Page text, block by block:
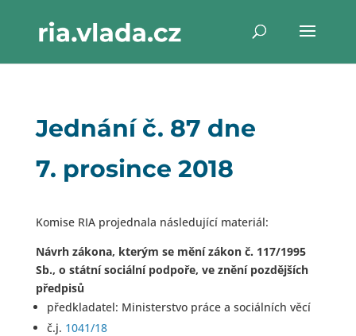
Jednání č. 87 dne
7. prosince 2018
Komise RIA projednala následující materiál:
Návrh zákona, kterým se mění zákon č. 117/1995
Sb., o státní sociální podpoře, ve znění pozdějších
předpisů
předkladatel: Ministerstvo práce a sociálních věcí
č.j. 1041/18